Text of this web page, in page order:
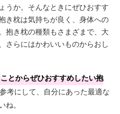
うか。そんなときにぜひおすす
き枕は気持ちが良く、身体への
抱き枕の種類もさまざまで、大
さらにはかわいいものからおし
とからぜひおすすめしたい抱
考にして、自分にあった最適な
。